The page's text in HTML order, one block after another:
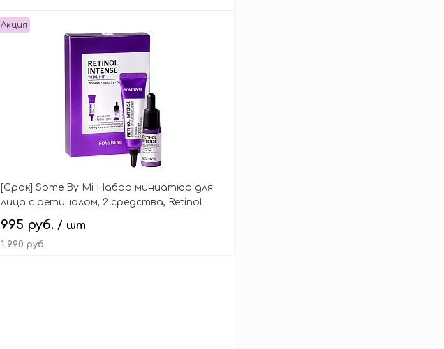
В корзину
Акция
[Срок] Some By Mi Набор миниатюр для
лица с ретинолом, 2 средства, Retinol
Intense Trial Kit
995 руб. / шт
1 990 руб.